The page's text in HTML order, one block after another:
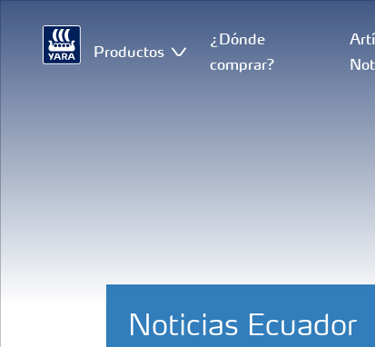
Productos
¿Dónde
comprar?
Noticias Ecuador